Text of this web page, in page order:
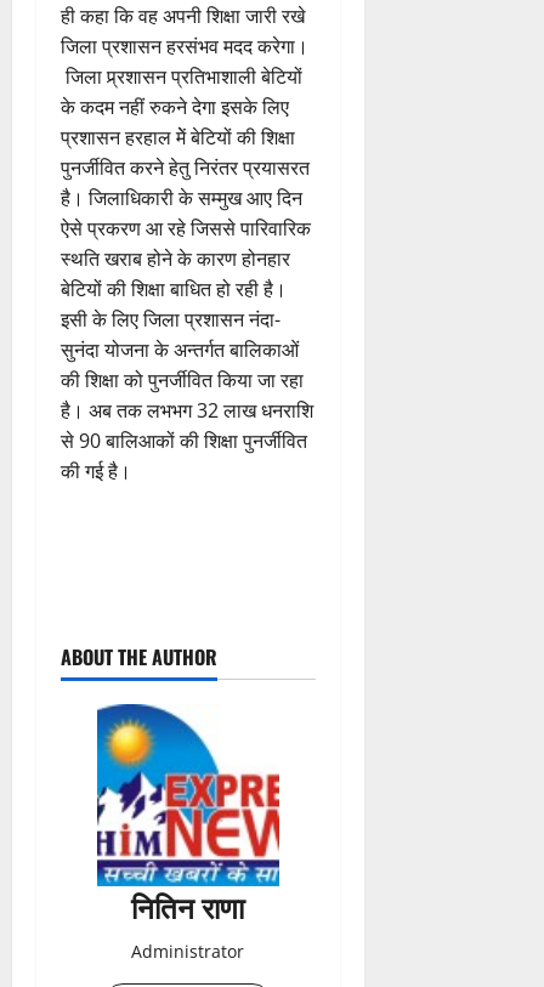
ही कहा कि वह अपनी शिक्षा जारी रखे
जिला प्रशासन हरसंभव मदद करेगा।
जिला प्र्रशासन प्रतिभाशाली बेटियों
के कदम नहीं रुकने देगा इसके लिए
प्रशासन हरहाल मेें बेटियों की शिक्षा
पुनर्जीवित करने हेतु निरंतर प्रयासरत
है। जिलाधिकारी के सम्मुख आए दिन
ऐसे प्रकरण आ रहे जिससे पारिवारिक
स्थति खराब होने के कारण होनहार
बेटियों की शिक्षा बाधित हो रही है।
इसी के लिए जिला प्रशासन नंदा-
सुनंदा योजना के अन्तर्गत बालिकाओं
की शिक्षा को पुनर्जीवित किया जा रहा
है। अब तक लभभग 32 लाख धनराशि
से 90 बालिआकों की शिक्षा पुनर्जीवित
की गई है।
o
ABOUT THE AUTHOR
नितिन राणा
Administrator